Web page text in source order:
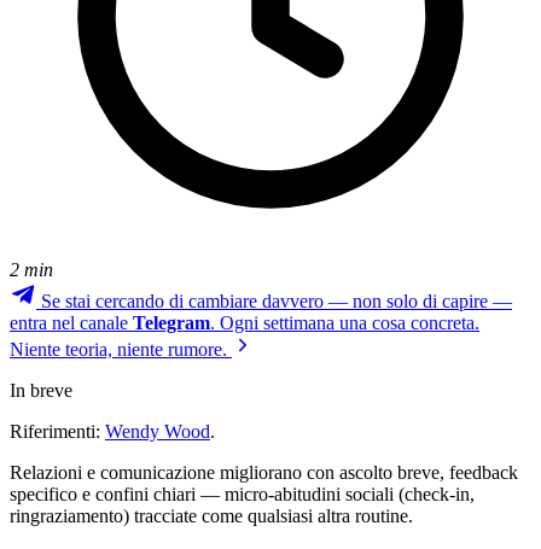
2 min
Se stai cercando di cambiare davvero — non solo di capire —
entra nel canale Telegram. Ogni settimana una cosa concreta.
Niente teoria, niente rumore.
In breve
Riferimenti: Wendy Wood.
Relazioni e comunicazione migliorano con ascolto breve, feedback
specifico e confini chiari — micro-abitudini sociali (check-in,
ringraziamento) tracciate come qualsiasi altra routine.